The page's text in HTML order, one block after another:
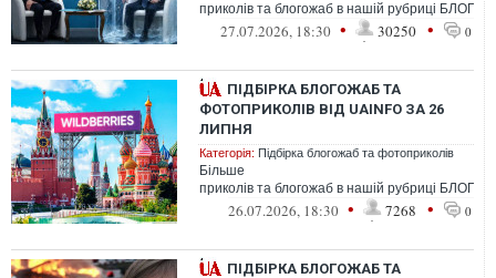
приколів та блогожаб в нашій рубриці
27.07.2026, 18:30 • 30250 • 0
ПІДБІРКА БЛОГОЖАБ ТА
ФОТОПРИКОЛІВ ВІД UAINFO ЗА 26
ЛИПНЯ
Категорія: Підбірка блогожаб та фотоприколів
Більше
приколів та блогожаб в нашій рубриці
26.07.2026, 18:30 • 7268 • 0
ПІДБІРКА БЛОГОЖАБ ТА